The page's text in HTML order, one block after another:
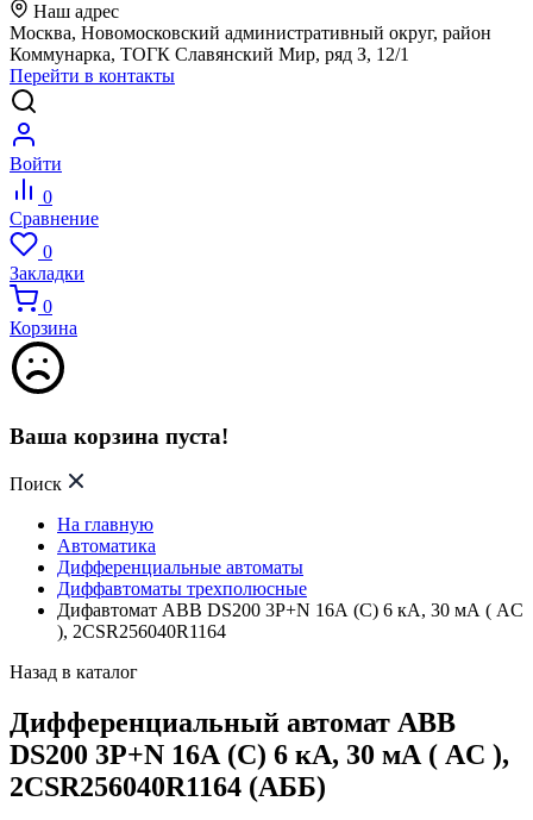
Наш адрес
Москва, Новомосковский административный округ, район
Коммунарка, ТОГК Славянский Мир, ряд З, 12/1
Перейти в контакты
Войти
0
Сравнение
0
Закладки
0
Корзина
Ваша корзина пуста!
Поиск
На главную
Автоматика
Дифференциальные автоматы
Диффавтоматы трехполюсные
Дифавтомат ABB DS200 3P+N 16А (C) 6 кА, 30 мА ( AC
), 2CSR256040R1164
Назад в каталог
Дифференциальный автомат ABB
DS200 3P+N 16А (C) 6 кА, 30 мА ( AC ),
2CSR256040R1164 (АББ)